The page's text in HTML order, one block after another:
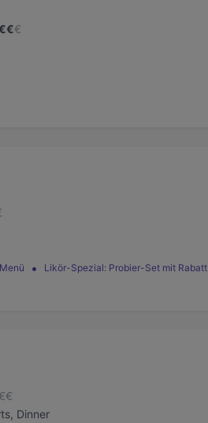
€€
Likör-Spezial: Probier-Set mit Rabatt
€€
Dinner